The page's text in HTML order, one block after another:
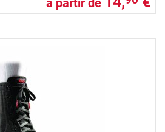
à partir de